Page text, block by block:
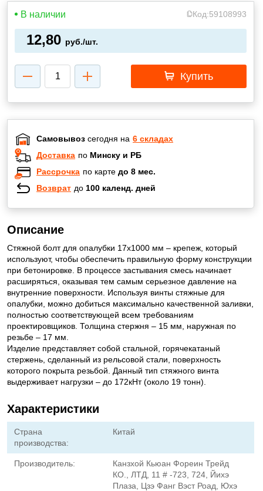
В наличии Код:59108993
12,80 руб./шт.
Купить
Самовывоз сегодня на 6 складах
Доставка по Минску и РБ
Рассрочка по карте до 8 мес.
Возврат до 100 календ. дней
Описание
Стяжной болт для опалубки 17х1000 мм – крепеж, который
используют, чтобы обеспечить правильную форму конструкции
при бетонировке. В процессе застывания смесь начинает
расширяться, оказывая тем самым серьезное давление на
внутренние поверхности. Используя винты стяжные для
опалубки, можно добиться максимально качественной заливки,
полностью соответствующей всем требованиям
проектировщиков. Толщина стержня – 15 мм, наружная по
резьбе – 17 мм.
Изделие представляет собой стальной, горячекатаный
стержень, сделанный из рельсовой стали, поверхность
которого покрыта резьбой. Данный тип стяжного винта
выдерживает нагрузки – до 172кНт (около 19 тонн).
Характеристики
Страна
производства:
Китай
Производитель:
Канзхой Кьюан Фореин Трейд
КО., ЛТД, 11 # -723, 724, Йихэ
Плаза, Цзэ Фанг Вэст Роад, Юхэ